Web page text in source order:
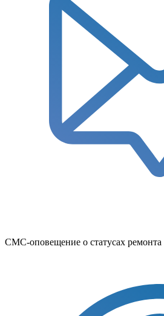
СМС-оповещение о статусах ремонта